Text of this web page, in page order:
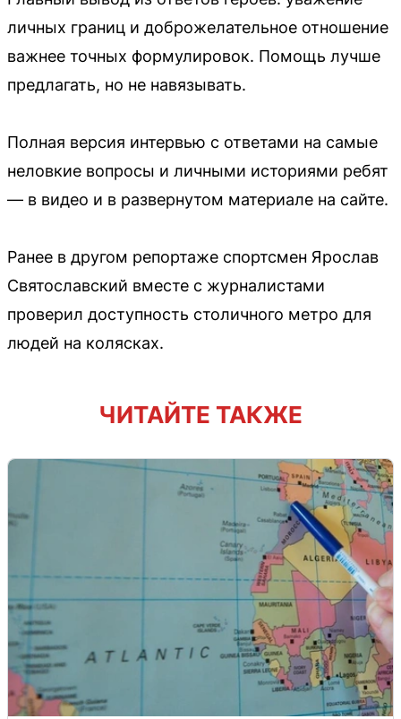
личных границ и доброжелательное отношение
важнее точных формулировок. Помощь лучше
предлагать, но не навязывать.
Полная версия интервью с ответами на самые
неловкие вопросы и личными историями ребят
— в видео и в развернутом материале на сайте.
Ранее в другом репортаже спортсмен Ярослав
Святославский вместе с журналистами
проверил доступность столичного метро для
людей на колясках.
ЧИТАЙТЕ ТАКЖЕ